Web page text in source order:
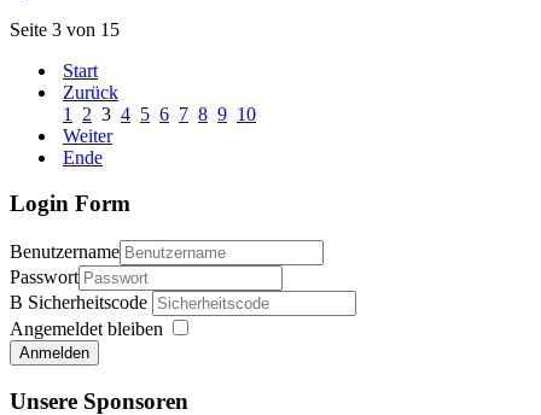
Seite 3 von 15
Start
Zurück
1
2 3 4 5 6 7 8 9 10
Weiter
Ende
Login Form
Benutzername
Passwort
Sicherheitscode
Angemeldet bleiben
Anmelden
Unsere Sponsoren